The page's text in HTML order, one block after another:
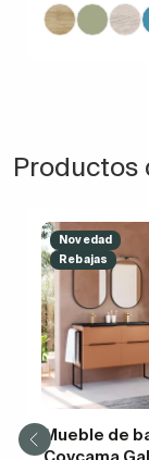
Productos
Novedad
Rebajas
Mueble de